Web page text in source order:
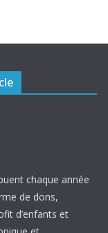
chaque année
de dons,
d’enfants et